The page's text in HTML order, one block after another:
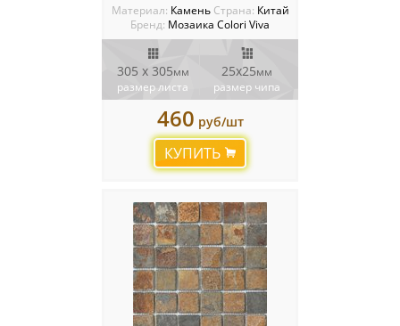
Материал: Камень Cтрана: Китай
Бренд: Мозаика Colori Viva
305 х 305мм
размер листа
25х25мм
размер чипа
460 руб/шт
КУПИТЬ